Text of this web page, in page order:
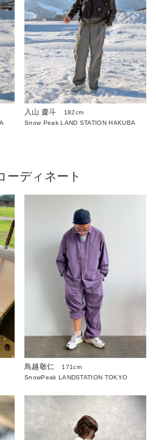
入山 慶斗
182cm
Snow Peak LAND STATION HAKUBA
ーディネート
鳥越敬仁
171cm
SnowPeak LANDSTATION TOKYO